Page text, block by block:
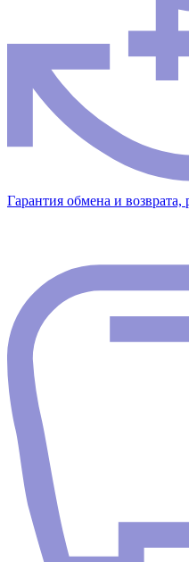
Гарантия обмена и возврата,